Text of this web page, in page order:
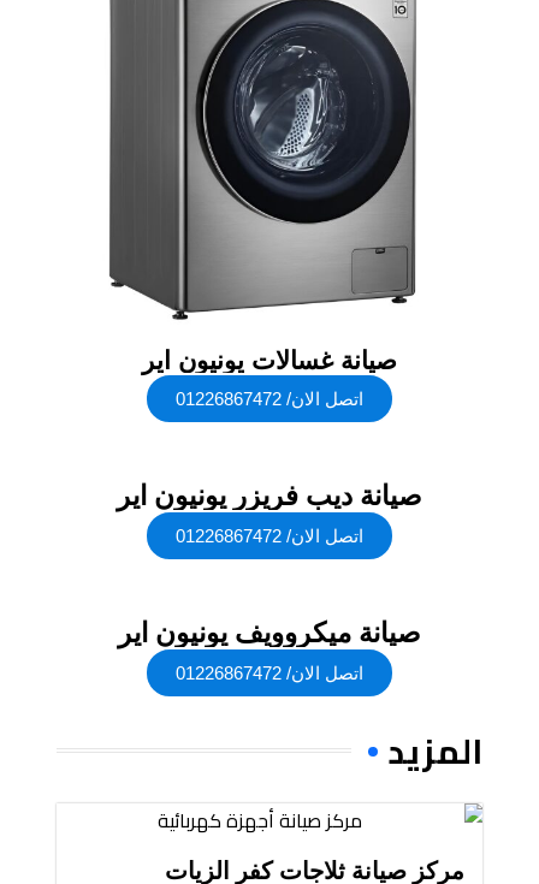
صيانة غسالات يونيون اير
اتصل الان/ 01226867472
صيانة ديب فريزر يونيون اير
اتصل الان/ 01226867472
صيانة ميكروويف يونيون اير
اتصل الان/ 01226867472
المزيد
مركز صيانة ثلاجات كفر الزيات